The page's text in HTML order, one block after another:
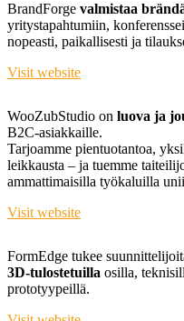
BrandForge valmistaa
yritystapahtumiin,
nopeasti, paikallisesti ja
Visit website
WooZubStudio on luova ja
B2C-asiakkaille.
Tarjoamme pientuotantoa,
leikkausta – ja tuemme
ammattimaisilla työkaluilla
Visit website
FormEdge tukee
3D-tulostetuilla osilla,
prototyypeillä.